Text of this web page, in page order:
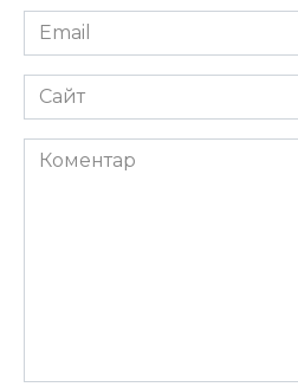
Email
*
Сайт
Коментар